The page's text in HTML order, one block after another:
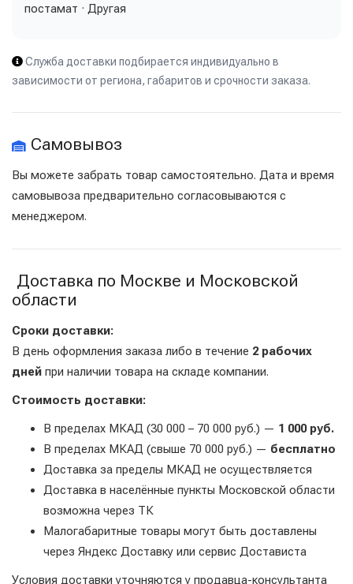
постамат · Другая
Служба доставки подбирается индивидуально в
зависимости от региона, габаритов и срочности заказа.
Самовывоз
Вы можете забрать товар самостоятельно. Дата и время
самовывоза предварительно согласовываются с
менеджером.
Доставка по Москве и Московской
области
Сроки доставки:
В день оформления заказа либо в течение 2 рабочих
дней при наличии товара на складе компании.
Стоимость доставки:
В пределах МКАД (30 000 – 70 000 руб.) — 1 000 руб.
В пределах МКАД (свыше 70 000 руб.) — бесплатно
Доставка за пределы МКАД не осуществляется
Доставка в населённые пункты Московской области
возможна через ТК
Малогабаритные товары могут быть доставлены
через Яндекс Доставку или сервис Достависта
Условия доставки уточняются у продавца-консультанта